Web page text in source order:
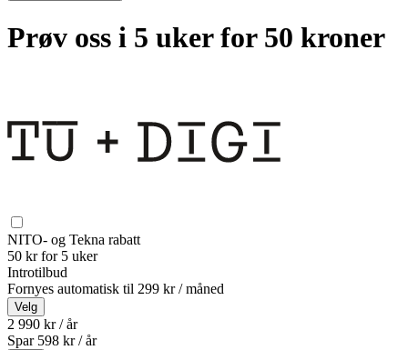
Prøv oss i 5 uker for 50 kroner
NITO- og Tekna rabatt
50 kr for 5 uker
Introtilbud
Fornyes automatisk til 299 kr / måned
Velg
2 990 kr / år
Spar 598 kr /år